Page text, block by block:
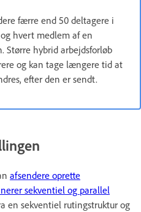
færre end 50 deltagere i
hvert medlem af en
Større hybrid arbejdsforløb
og kan tage længere tid at
efter den er sendt.
afsendere oprette
sekventiel og parallel
en sekventiel rutingstruktur og